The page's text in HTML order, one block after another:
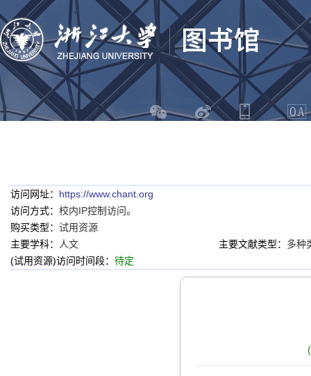
访问网址： https://www.chant.org
访问方式： 校内IP控制访问。
购买类型： 试用资源
主要学科：
人文 主要文献类型： 多种
(试用资源)访问时间段： 待定